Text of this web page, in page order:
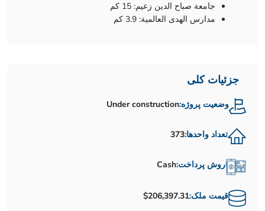
جامعة صباح الدين زعيم: 15 كم
مدارس الهدى العالمية: 3.9 كم
جزئیات کلی
وضعیت پروژه:Under construction
تعداد واحدها:373
روش پرداخت:Cash
قیمت ملک:$206,397.31